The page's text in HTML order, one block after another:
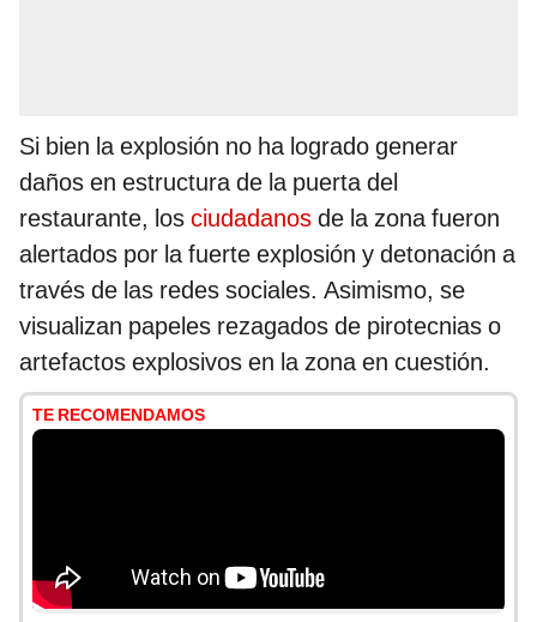
Si bien la explosión no ha logrado generar
daños en estructura de la puerta del
restaurante, los ciudadanos de la zona fueron
alertados por la fuerte explosión y detonación a
través de las redes sociales. Asimismo, se
visualizan papeles rezagados de pirotecnias o
artefactos explosivos en la zona en cuestión.
TE RECOMENDAMOS